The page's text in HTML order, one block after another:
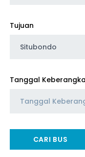
Tujuan
Situbondo
Tanggal
CARI BUS